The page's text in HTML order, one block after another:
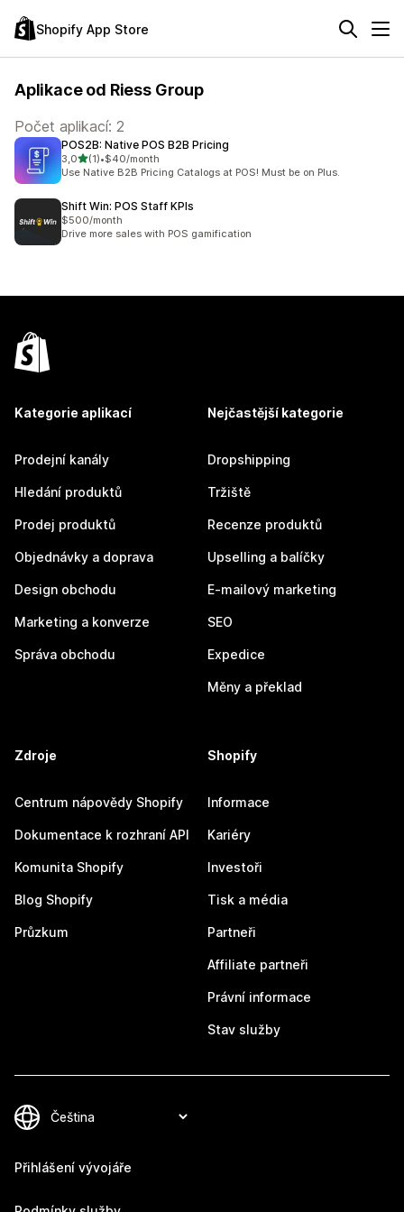
Shopify App Store
Aplikace od Riess Group
Počet aplikací: 2
POS2B: Native POS B2B Pricing
3,0z 5 hvězd
(1)
Celkový počet recenzí: 1
•$40/month
Use Native B2B Pricing Catalogs at POS! Must be on Plus.
Shift Win: POS Staff KPIs
$500/month
Drive more sales with POS gamification
Kategorie aplikací
Prodejní kanály
Hledání produktů
Prodej produktů
Objednávky a doprava
Design obchodu
Marketing a konverze
Správa obchodu
Nejčastější kategorie
Dropshipping
Tržiště
Recenze produktů
Upselling a balíčky
E-mailový marketing
SEO
Expedice
Měny a překlad
Zdroje
Centrum nápovědy Shopify
Dokumentace k rozhraní API
Komunita Shopify
Blog Shopify
Průzkum
Shopify
Informace
Kariéry
Investoři
Tisk a média
Partneři
Affiliate partneři
Právní informace
Stav služby
Přihlášení vývojáře